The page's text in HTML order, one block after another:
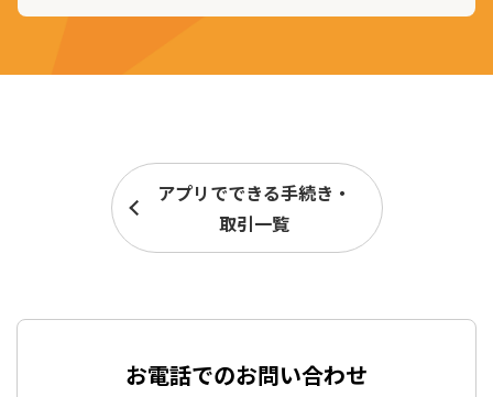
アプリでできる手続き・
取引一覧
お電話でのお問い合わせ